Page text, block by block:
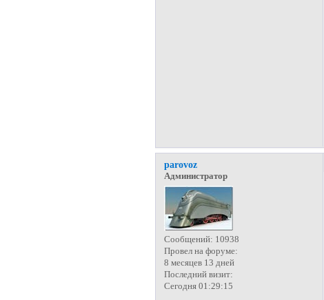
parovoz
Администратор
Сообщений: 10938
Провел на форуме:
8 месяцев 13 дней
Последний визит:
Сегодня 01:29:15